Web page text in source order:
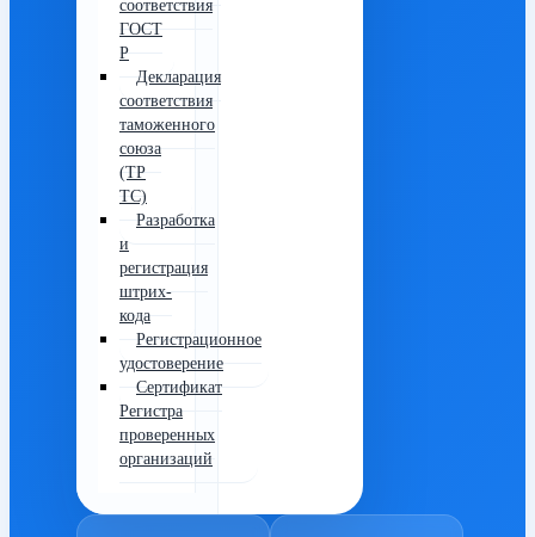
соответствия
ГОСТ
Р
Декларация
соответствия
таможенного
союза
(ТР
ТС)
Разработка
и
регистрация
штрих-
кода
Регистрационное
удостоверение
Сертификат
Регистра
проверенных
организаций